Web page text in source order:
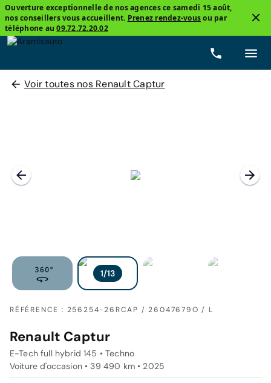
Ouverture exceptionnelle de nos agences ce samedi 15 août,
nos conseillers vous accueillent. Prenez rendez-vousou par
téléphone au09.72.72.20.02
Voir toutes nos Renault Captur
RÉFÉRENCE : 256254-26RCAP / 26047679O / L
Renault Captur
E-Tech full hybrid 145 • Techno
Voiture d'occasion • 39 490 km • 2025